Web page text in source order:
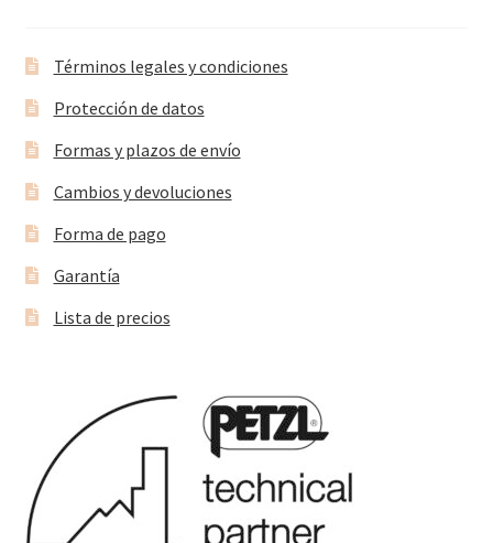
Términos legales y condiciones
Protección de datos
Formas y plazos de envío
Cambios y devoluciones
Forma de pago
Garantía
Lista de precios